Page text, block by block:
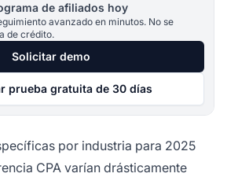
de afiliados hoy
avanzado en minutos. No se
de crédito.
Solicitar demo
prueba gratuita de 30 días
por industria para 2025
CPA varían drásticamente